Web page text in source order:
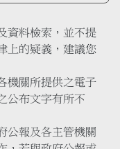
資料檢索，並不提
上的疑義，建議您
機關所提供之電子
公布文字有所不
公報及各主管機關